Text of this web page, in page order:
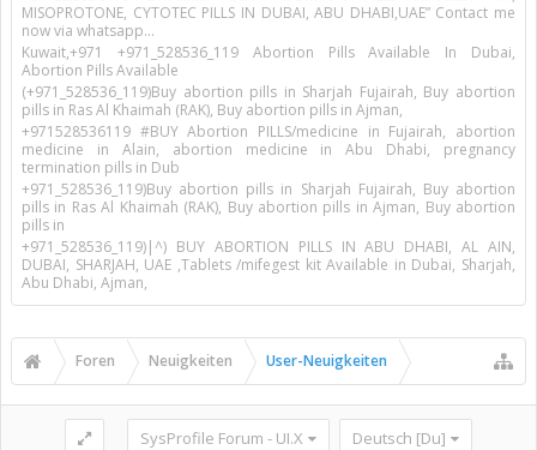
MISOPROTONE, CYTOTEC PILLS IN DUBAI, ABU DHABI,UAE” Contact me
now via whatsapp…
Kuwait,+971 +971_528536_119 Abortion Pills Available In Dubai,
Abortion Pills Available
(+971_528536_119)Buy abortion pills in Sharjah Fujairah, Buy abortion
pills in Ras Al Khaimah (RAK), Buy abortion pills in Ajman,
+971528536119 #BUY Abortion PILLS/medicine in Fujairah, abortion
medicine in Alain, abortion medicine in Abu Dhabi, pregnancy
termination pills in Dub
+971_528536_119)Buy abortion pills in Sharjah Fujairah, Buy abortion
pills in Ras Al Khaimah (RAK), Buy abortion pills in Ajman, Buy abortion
pills in
+971_528536_119)|^) BUY ABORTION PILLS IN ABU DHABI, AL AIN,
DUBAI, SHARJAH, UAE ,Tablets /mifegest kit Available in Dubai, Sharjah,
Abu Dhabi, Ajman,
Foren Neuigkeiten User-Neuigkeiten
SysProfile Forum - UI.X Deutsch [Du]